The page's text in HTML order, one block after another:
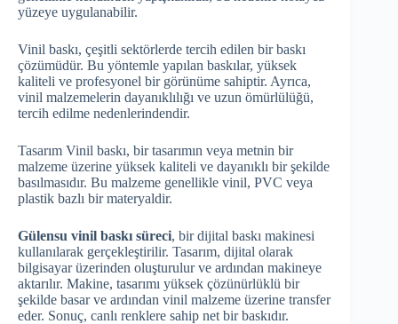
yüzeye uygulanabilir.
Vinil baskı, çeşitli sektörlerde tercih edilen bir baskı
çözümüdür. Bu yöntemle yapılan baskılar, yüksek
kaliteli ve profesyonel bir görünüme sahiptir. Ayrıca,
vinil malzemelerin dayanıklılığı ve uzun ömürlülüğü,
tercih edilme nedenlerindendir.
Tasarım Vinil baskı, bir tasarımın veya metnin bir
malzeme üzerine yüksek kaliteli ve dayanıklı bir şekilde
basılmasıdır. Bu malzeme genellikle vinil, PVC veya
plastik bazlı bir materyaldir.
Gülensu vinil baskı süreci, bir dijital baskı makinesi
kullanılarak gerçekleştirilir. Tasarım, dijital olarak
bilgisayar üzerinden oluşturulur ve ardından makineye
aktarılır. Makine, tasarımı yüksek çözünürlüklü bir
şekilde basar ve ardından vinil malzeme üzerine transfer
eder. Sonuç, canlı renklere sahip net bir baskıdır.